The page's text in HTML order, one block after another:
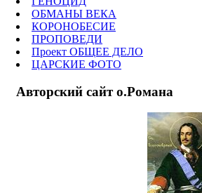
ОБМАНЫ ВЕКА
КОРОНОБЕСИЕ
ПРОПОВЕДИ
Проект ОБЩЕЕ ДЕЛО
ЦАРСКИЕ ФОТО
Авторский сайт о.Романа